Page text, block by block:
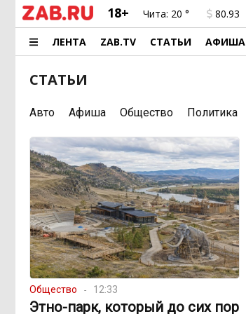
18+ Чита: 20 ° 80.93
ЛЕНТА ZAB.TV СТАТЬИ АФИША
СТАТЬИ
Авто Афиша Общество Политика
Общество 12:33
Этно-парк, который до сих пор